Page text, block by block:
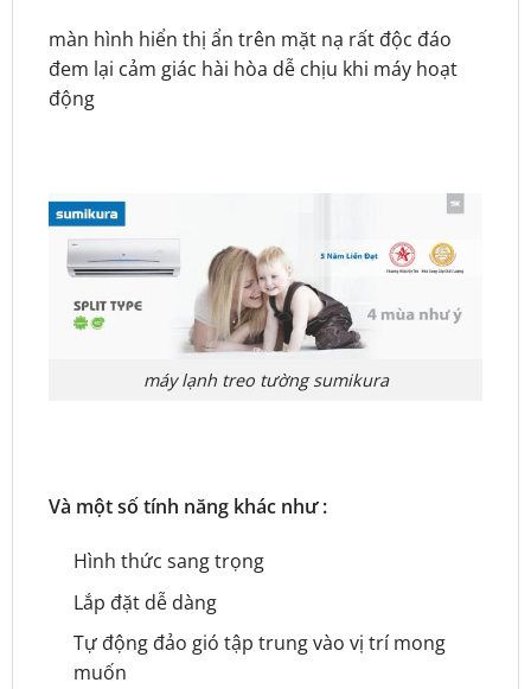
màn hình hiển thị ẩn trên mặt nạ rất độc đáo
đem lại cảm giác hài hòa dễ chịu khi máy hoạt
động
máy lạnh treo tường sumikura
Và một số tính năng khác như :
Hình thức sang trọng
Lắp đặt dễ dàng
Tự động đảo gió tập trung vào vị trí mong
muốn